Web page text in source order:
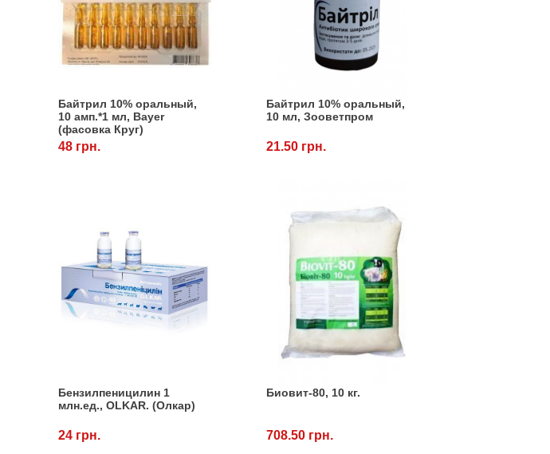
Байтрил 10% оральный,
10 амп.*1 мл, Bayer
(фасовка Круг)
48 грн.
Байтрил 10% оральный,
10 мл, Зооветпром
21.50 грн.
Бензилпеницилин 1
млн.ед., OLKAR. (Олкар)
24 грн.
Биовит-80, 10 кг.
708.50 грн.